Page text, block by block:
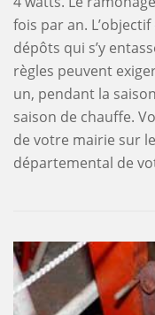
fois par an.
dépôts qui s’y
règles peuvent
un, pendant la
saison de chauffe.
de votre mairie sur
départemental de